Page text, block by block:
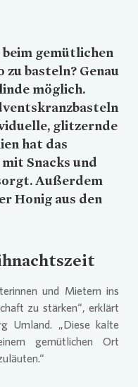
beim gemütlichen
zu basteln? Genau
möglich.
glitzernde
hat das
Snacks und
Außerdem
Honig aus den
und Mietern ins
zu stärken“, erklärt
Umland. „Diese kalte
gemütlichen Ort